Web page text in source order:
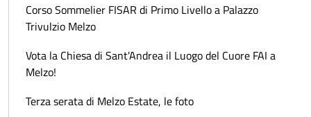
Corso Sommelier FISAR di Primo Livello a Palazzo
Trivulzio Melzo
Vota la Chiesa di Sant'Andrea il Luogo del Cuore FAI a
Melzo!
Terza serata di Melzo Estate, le foto